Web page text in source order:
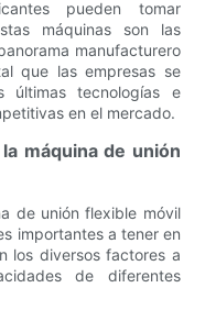
pueden tomar
máquinas son las
manufacturero
que las empresas se
últimas tecnologías e
en el mercado.
máquina de unión
de unión flexible móvil
importantes a tener en
los diversos factores a
de diferentes